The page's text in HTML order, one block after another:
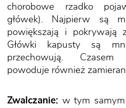
chorobowe rzadko
główek). Najpierw są
powiększają i pokrywają
Główki kapusty są
przechowują.
powoduje również
Zwalczanie: w tym